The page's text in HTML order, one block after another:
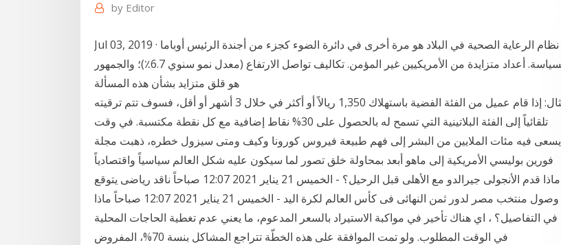
by Editor
Jul 03, 2019 · نظام الرعاية الصحية في البلاد هو مرة أخرى في دائرة الضوء كجزء من أجندة الرئيس أوباما
السياسة. أعداد متزايدة من الأمريكيين غير المؤمن. تكاليف تواصل الارتفاع (معدل نمو سنوي 6.7٪)؛ والجمهور
هو قلق متزايد بشأن هذه المسألة
مثال: إذا قام عميل من الفئة الفضية باستهلاك 1,350 ريالاً أو أكثر في خلال 3 أشهر أو أقل، فسوف تتم ترقيته
تلقائياً إلى الفئة البلاتينية التي تسمح له بالحصول على 30% نقاط إضافية مع كل نقطة مكتسبة. في وقت
يسعى فيه مئات الملايين من البشر إلى فهم طبيعة فيروس كورونا وكيف ومتى سيزول خطره، ذهبت مجلة
فورين بوليسي الأمريكية إلى ماهو أبعد بمحاولة خلق تصور لما سيكون عليه شكل العالم سياسياً واقتصادياً
ماذا قدم الأنجولى جيرالدو مع الأهلى قبل الرحيل؟ - الخميس 21 يناير 2021 12:07 صباحاً ناقد رياضى يتوقع
وصول منتخب مصر لدور ثمن النهائى فى كأس العالم لكرة اليد - الخميس 21 يناير 2021 12:07 صباحاً ماذا
في التفاصيل؟ ، اي هناك تأخير في مواكبة الاستيراد بالسعر المدعوم، ما يعني عدم تغطية الحاجات المحلية
في الوقت المطلوب. ولو تمت الموافقة على هذه الخطّة تتراجع المشاكل بنسة 70%، المفروض